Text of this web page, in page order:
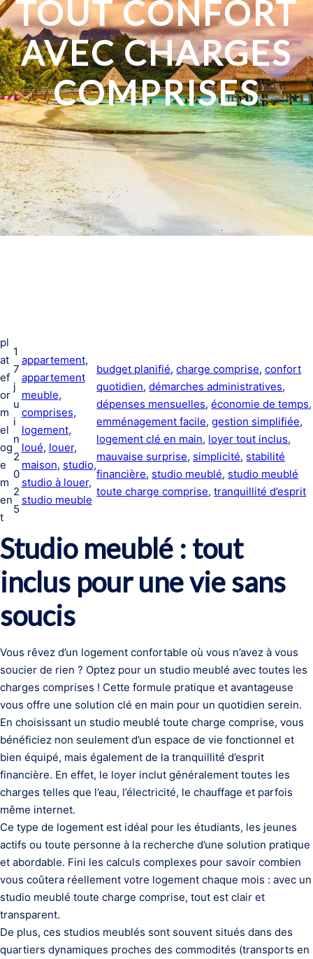
TOUT CONFORT
AVEC CHARGES
COMPRISES
pl
at
ef
or
m
el
og
e
m
en
t
1
7
j
u
i
n
2
0
2
5
appartement
appartement
meuble
comprises
logement
loué, louer
maison, studio ,
studio à louer
studio meuble
budget planifié, charge comprise, confort
quotidien, démarches administratives
dépenses mensuelles, économie de temps
emménagement facile, gestion simplifiée
logement clé en main, loyer tout inclus
mauvaise surprise, simplicité, stabilité
financière, studio meublé, studio meublé
toute charge comprise, tranquillité d’esprit
Studio meublé : tout
inclus pour une vie sans
soucis
Vous rêvez d’un logement confortable où vous n’avez à vous
soucier de rien ? Optez pour un studio meublé avec toutes les
charges comprises ! Cette formule pratique et avantageuse
vous offre une solution clé en main pour un quotidien serein.
En choisissant un studio meublé toute charge comprise, vous
bénéficiez non seulement d’un espace de vie fonctionnel et
bien équipé, mais également de la tranquillité d’esprit
financière. En effet, le loyer inclut généralement toutes les
charges telles que l’eau, l’électricité, le chauffage et parfois
même internet.
Ce type de logement est idéal pour les étudiants, les jeunes
actifs ou toute personne à la recherche d’une solution pratique
et abordable. Fini les calculs complexes pour savoir combien
vous coûtera réellement votre logement chaque mois : avec un
studio meublé toute charge comprise, tout est clair et
transparent.
De plus, ces studios meublés sont souvent situés dans des
quartiers dynamiques proches des commodités (transports en